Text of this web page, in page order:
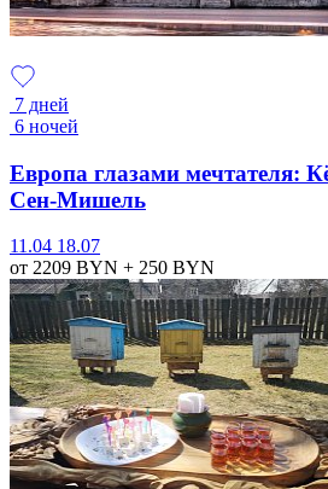
7 дней
6 ночей
Европа глазами мечтателя:
Сен-Мишель
11.04 18.07
от 2209 BYN + 250 BYN